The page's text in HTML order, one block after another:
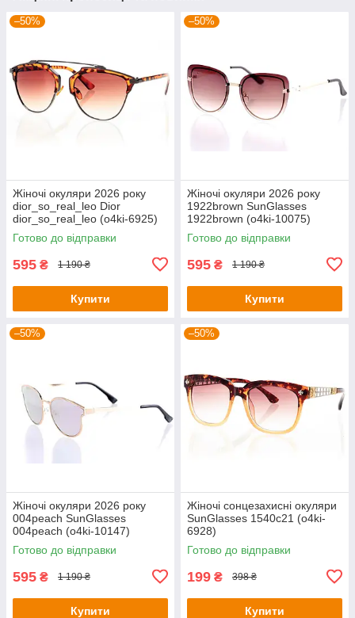
–50%
Жіночі окуляри 2026 року
dior_so_real_leo Dior
dior_so_real_leo (o4ki-6925)
Готово до відправки
595 ₴ 1 190 ₴
Купити
–50%
Жіночі окуляри 2026 року
1922brown SunGlasses
1922brown (o4ki-10075)
Готово до відправки
595 ₴ 1 190 ₴
Купити
–50%
Жіночі окуляри 2026 року
004peach SunGlasses
004peach (o4ki-10147)
Готово до відправки
595 ₴ 1 190 ₴
Купити
–50%
Жіночі сонцезахисні окуляри
SunGlasses 1540c21 (o4ki-
6928)
Готово до відправки
199 ₴ 398 ₴
Купити